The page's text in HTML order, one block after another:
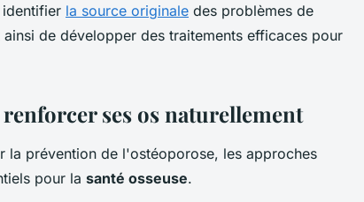
la source originale des problèmes de
de développer des traitements efficaces pour
ses os naturellement
la prévention de l'ostéoporose, les approches
pour la santé osseuse.